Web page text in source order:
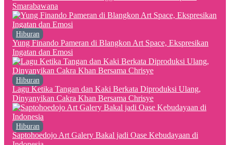
Smarabawana
Hiburan
Yung Finando Pameran di Blangkon Art Space, Ekspresikan
Ingatan dan Emosi
Hiburan
Lagu Ketika Tangan dan Kaki Berkata Diproduksi Ulang,
Dinyanyikan Cakra Khan Bersama Chrisye
Hiburan
Saptohoedojo Art Galery Bakal jadi Oase Kebudayaan di